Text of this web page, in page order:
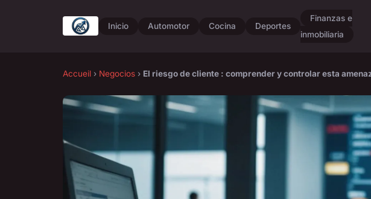
Inicio Automotor Cocina Deportes
Finanzas e
inmobiliaria
Accueil › Negocios › El riesgo de cliente : comprender y controlar esta